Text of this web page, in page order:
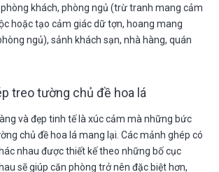
khách, phòng ngủ (trừ tranh mang cảm
hoặc tạo cảm giác dữ tợn, hoang mang
ngủ), sảnh khách sạn, nhà hàng, quán
treo tường chủ đề hoa lá
và đẹp tinh tế là xúc cảm mà những bức
chủ đề hoa lá mang lại. Các mảnh ghép có
nhau được thiết kế theo những bố cục
sẽ giúp căn phòng trở nên đặc biệt hơn,